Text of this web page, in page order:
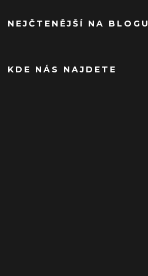
NEJČTENĚJŠÍ NA BLOGU
KDE NÁS NAJDETE